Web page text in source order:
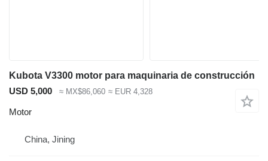
Kubota V3300 motor para maquinaria de construcción
USD 5,000
≈ MX$86,060 ≈ EUR 4,328
Motor
China, Jining